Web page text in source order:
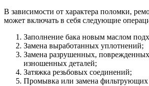
В зависимости от характера поломки,
может включать в себя следующие
Заполнение бака новым маслом
Замена выработанных уплотнений;
Замена разрушенных,
изношенных деталей;
Затяжка резьбовых соединений;
Промывка или замена фильтрующих